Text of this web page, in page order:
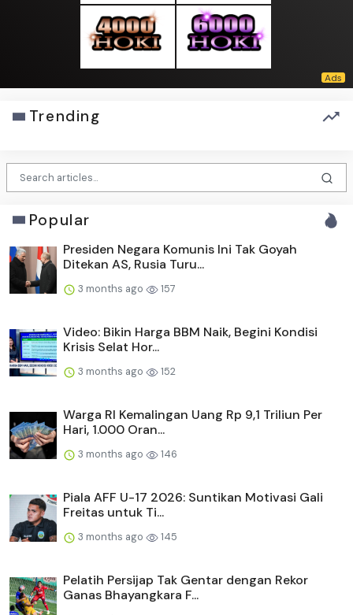
Trending
Popular
Presiden Negara Komunis Ini Tak Goyah
Ditekan AS, Rusia Turu...
3 months ago 157
Video: Bikin Harga BBM Naik, Begini Kondisi
Krisis Selat Hor...
3 months ago 152
Warga RI Kemalingan Uang Rp 9,1 Triliun Per
Hari, 1.000 Oran...
3 months ago 146
Piala AFF U-17 2026: Suntikan Motivasi Gali
Freitas untuk Ti...
3 months ago 145
Pelatih Persijap Tak Gentar dengan Rekor
Ganas Bhayangkara F...